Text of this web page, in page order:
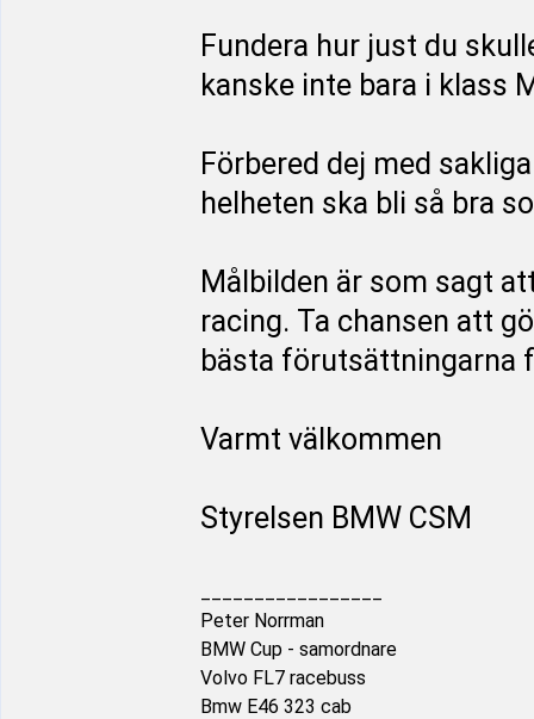
Fundera hur just du
kanske inte bara i klass
Förbered dej med
helheten ska bli så bra
Målbilden är som sagt
racing. Ta chansen att
bästa förutsättningarna
Varmt välkommen
Styrelsen BMW CSM
Peter Norrman
BMW Cup - samordnare
Volvo FL7 racebuss
Bmw E46 323 cab